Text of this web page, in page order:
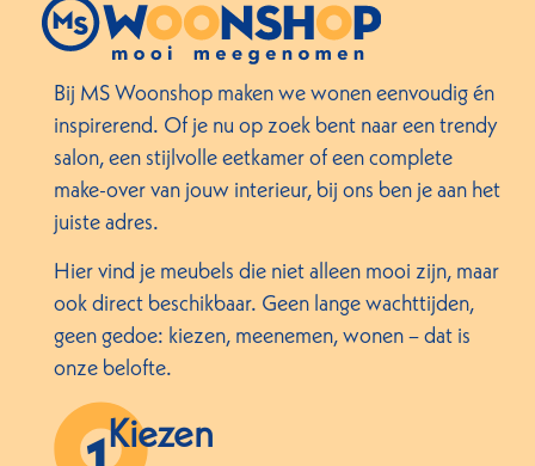
Bij MS Woonshop maken we wonen eenvoudig én
inspirerend. Of je nu op zoek bent naar een trendy
salon, een stijlvolle eetkamer of een complete
make-over van jouw interieur, bij ons ben je aan het
juiste adres.
Hier vind je meubels die niet alleen mooi zijn, maar
ook direct beschikbaar. Geen lange wachttijden,
geen gedoe: kiezen, meenemen, wonen – dat is
onze belofte.
Kiezen